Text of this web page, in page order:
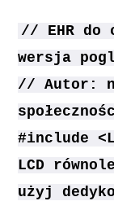
// EHR do
wersja
// Autor:
#include
LCD
użyj